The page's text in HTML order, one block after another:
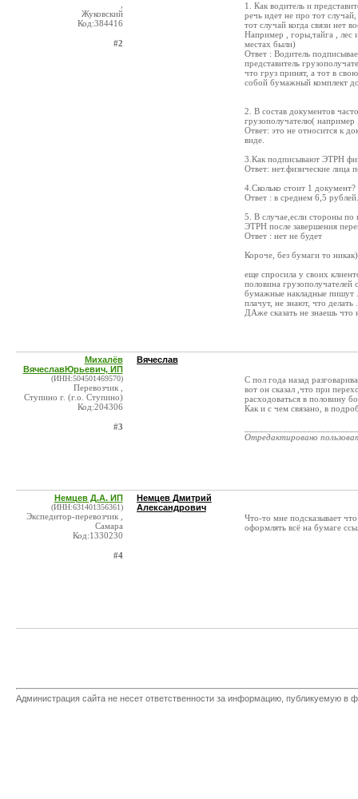
Жуковский
Код:384416
#2
1. Как водитель и
речь идет не про тот
тот случай когда связи нет
Например , горы,тайга , лес
местах были)
Ответ : Водитель
представитель
что груз принят, а тот в
собой бумажный комплект
2. В состав документов
грузополучателю( например
Ответ: это не относится к
виде.
3.Как подписывают ЭТРН
Ответ: нет.физические
4.Сколько стоит 1 документ?
Ответ : в среднем 6,5
5. В случае,если стороны
ЭТРН после завершения
Ответ : нет не будет
Короче, без бумаги то
еще спросила у своих
половина
бумажные накладные пишут
плачут, не знают, что
ДАже сказать не знаешь что
Михалёв
ВячеславЮрьевич, ИП
(ИНН:504501469570)
Перевозчик ,
Ступино г. (г.о. Ступино)
Код:204306
#3
Вячеслав
С пол года назад
вот он сказал ,что при
расходоваться в половину
Как и с чем связано, в
Отредактировано
Немцев Д.А. ИП
(ИНН:631401356361)
Экспедитор-перевозчик ,
Самара
Код:1330230
#4
Немцев Дмитрий
Александрович
Что-то мне подсказывает
оформлять всё на бумаге
Администрация сайта не несет ответственности за информацию, публикуемую